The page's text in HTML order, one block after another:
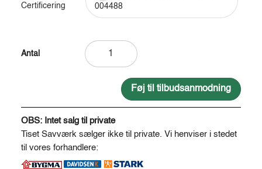
Certificering
004488
Føj til tilbudsanmodning
A
l
t
e
r
OBS: Intet salg til private
Tiset Savværk sælger ikke til private. Vi henviser i stedet
til vores forhandlere: